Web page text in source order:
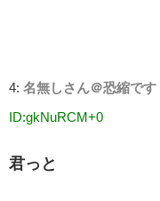
4: 名無しさん＠恐縮です
ID:gkNuRCM+0
君っと